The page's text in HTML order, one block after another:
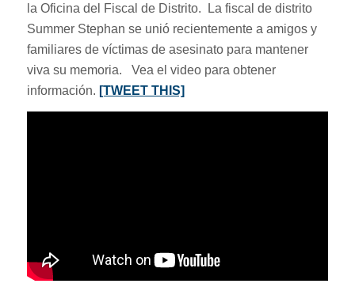
la Oficina del Fiscal de Distrito. La fiscal de distrito
Summer Stephan se unió recientemente a amigos y
familiares de víctimas de asesinato para mantener
viva su memoria. Vea el video para obtener
información. [TWEET THIS]